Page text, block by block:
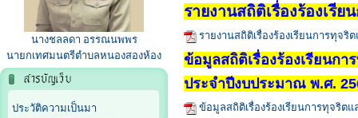
นางชลลดา อรรณนพพร
นายกเทศมนตรีตำบลหนองสองห้อง
ประวัติความเป็นมา
รายงานสถิติเรื่องร้องเรี
รายงานสถิติเรื่องร้องเรียนการทุจ
ข้อมูลสถิติเรื่องร้องเรียนก
ประจำปีงบประมาณ พ.ศ.
ข้อมูลสถิติเรื่องร้องเรียนการทุจริต